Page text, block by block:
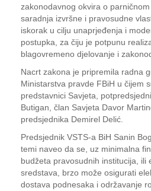
zakonodavnog okvira o
saradnja izvršne i pravosudne
iskorak u cilju unaprjeđenja i
postupka, za čiju je potpunu
blagovremeno djelovanje i
Nacrt zakona je pripremila radna
Ministarstva pravde FBiH u čijem
predstavnici Savjeta,
Butigan, član Savjeta Davor
predsjednika Demirel Delić.
Predsjednik VSTS-a BiH Sanin
temi naveo da se, uz minimalna
budžeta pravosudnih institucija, ili
sredstava, brzo može osigurati
dostava podnesaka i održavanje